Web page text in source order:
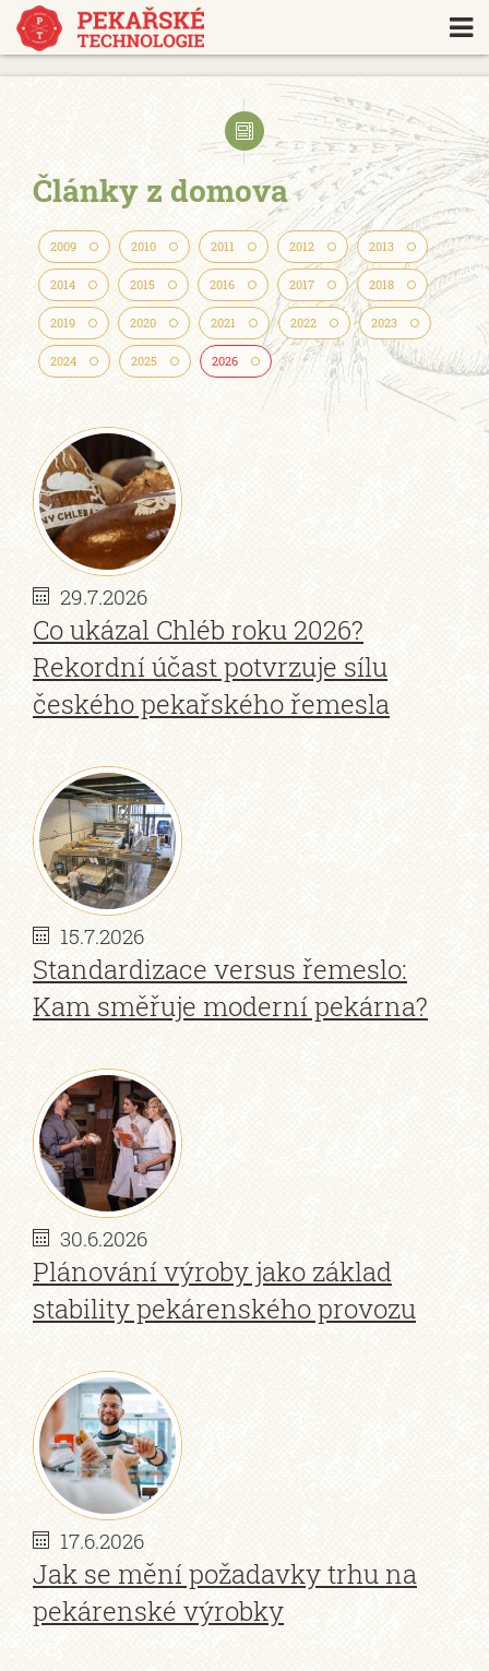
https://www.traditionrolex.com/18
Články z domova
2009 2010 2011 2012 2013
2014 2015 2016 2017 2018
2019 2020 2021 2022 2023
2024 2025 2026
29.7.2026
Co ukázal Chléb roku 2026?
Rekordní účast potvrzuje sílu
českého pekařského řemesla
15.7.2026
Standardizace versus řemeslo:
Kam směřuje moderní pekárna?
30.6.2026
Plánování výroby jako základ
stability pekárenského provozu
17.6.2026
Jak se mění požadavky trhu na
pekárenské výrobky